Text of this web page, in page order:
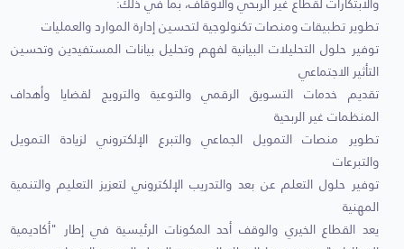
تطوير تطبيقات ومنصات تكنولوجية لتحسين إدارة الموارد والعمليات
توفير حلول التحليلات البيانية لفهم وتحليل بيانات المستفيدين وتحسين
التأثير الاجتماعي
تقديم خدمات التسويق الرقمي والتوعية والترويج لقضايا وأهداف
المنظمات غير الربحية
تطوير منصات التمويل الجماعي والتبرع الإلكتروني لزيادة التمويل
والتبرعات
توفير حلول التعلم عن بعد والتدريب الإلكتروني لتعزيز التعليم والتنمية
المهنية
يعد القطاع الخيري والوقف أحد المكونات الرئيسية في إطار "أكاديمية